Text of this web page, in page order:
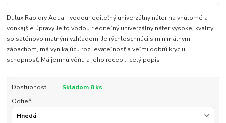
Dulux Rapidry Aqua - vodouriediteľný univerzálny náter na vnútorné a
vonkajšie úpravy Je to vodou riediteľný univerzálny náter vysokej kvality
so saténovo matným vzhľadom. Je rýchloschnúci s minimálnym
zápachom, má vynikajúcu rozlievateľnosť a veľmi dobrú kryciu
schopnosť. Má jemnú vôňu a jeho recep... celý popis
Dostupnosť
Skladom 8 ks
Odtieň